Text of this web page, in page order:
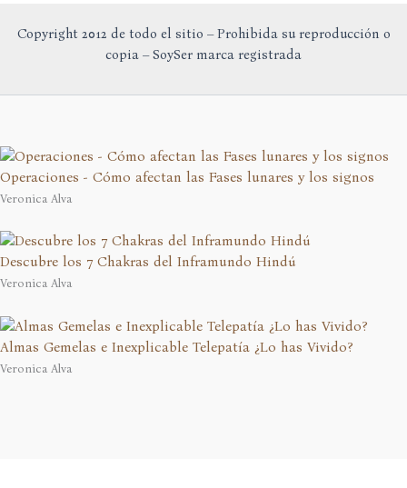
Copyright 2012 de todo el sitio – Prohibida su reproducción o
copia – SoySer marca registrada
Operaciones - Cómo afectan las Fases lunares y los signos
Veronica Alva
Descubre los 7 Chakras del Inframundo Hindú
Veronica Alva
Almas Gemelas e Inexplicable Telepatía ¿Lo has Vivido?
Veronica Alva